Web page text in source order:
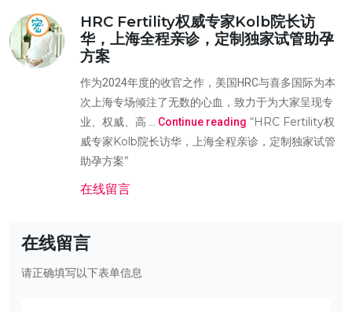
HRC Fertility权威专家Kolb院长访
华，上海全程亲诊，定制独家试管助孕
方案
作为2024年度的收官之作，美国HRC与喜多国际为本
次上海专场倾注了无数的心血，致力于为大家呈现专
业、权威、高 … Continue reading “HRC Fertility权
威专家Kolb院长访华，上海全程亲诊，定制独家试管
助孕方案”
在线留言
在线留言
请正确填写以下表单信息